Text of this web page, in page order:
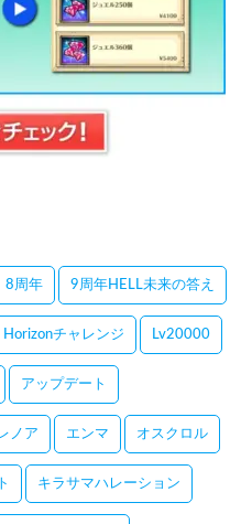
8周年 9周年HELL未来の答え
Horizonチャレンジ Lv20000
アップデート
ノア エンマ オスクロル
キラサマハレーション